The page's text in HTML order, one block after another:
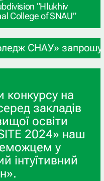
“Hlukhiv
College of SNAU”
запрошує
конкурсу на
закладів
освіти
2024» наш
у
інтуїтивний